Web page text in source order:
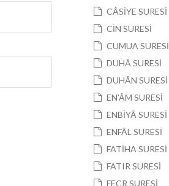
CÂSİYE SURESİ
CİN SURESİ
CUMUA SURESİ
DUHÂ SURESİ
DUHÂN SURESİ
EN’ÂM SURESİ
ENBİYÂ SURESİ
ENFÂL SURESİ
FATİHA SURESİ
FATIR SURESİ
FECR SURESİ